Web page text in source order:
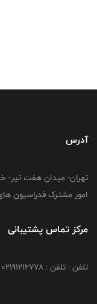
آدرس
امور مشترک فدراسیون های
مرکز تماس پشتیبانی
تلفن : تلفن : 02191212778